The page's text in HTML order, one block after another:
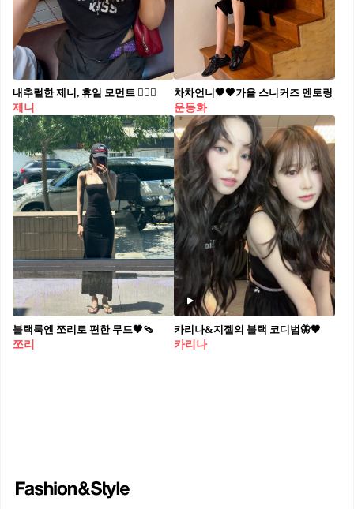
내추럴한 제니, 휴일 모먼트 🧘🏻‍♀️
제니
차차언니🖤🤎가을 스니커즈 멘토링
운동화
블랙룩엔 쪼리로 편한 무드🖤🩴
쪼리
카리나&지젤의 블랙 코디법🦋🖤
카리나